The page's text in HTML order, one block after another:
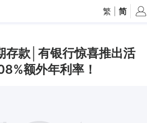
繁 简
款│有银行惊喜推出活
额外年利率！